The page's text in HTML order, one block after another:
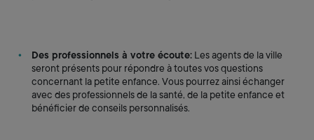
Des professionnels à votre écoute: Les agents de la ville
seront présents pour répondre à toutes vos questions
concernant la petite enfance. Vous pourrez ainsi échanger
avec des professionnels de la santé, de la petite enfance et
bénéficier de conseils personnalisés.